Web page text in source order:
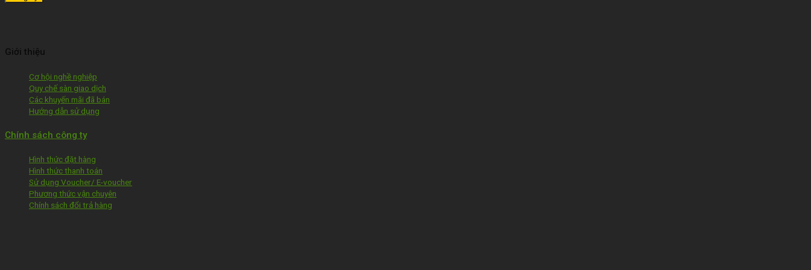
Giới thiệu
Cơ hội nghề nghiệp
Quy chế sàn giao dịch
Các khuyến mãi đã bán
Hướng dẫn sử dụng
Chính sách công ty
Hình thức đặt hàng
Hình thức thanh toán
Sử dụng Voucher/ E-voucher
Phương thức vận chuyên
Chính sách đổi trả hàng